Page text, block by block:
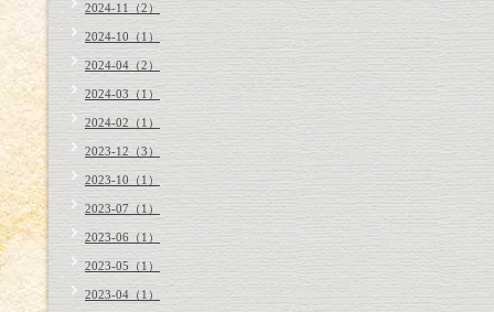
2024-11（2）
2024-10（1）
2024-04（2）
2024-03（1）
2024-02（1）
2023-12（3）
2023-10（1）
2023-07（1）
2023-06（1）
2023-05（1）
2023-04（1）